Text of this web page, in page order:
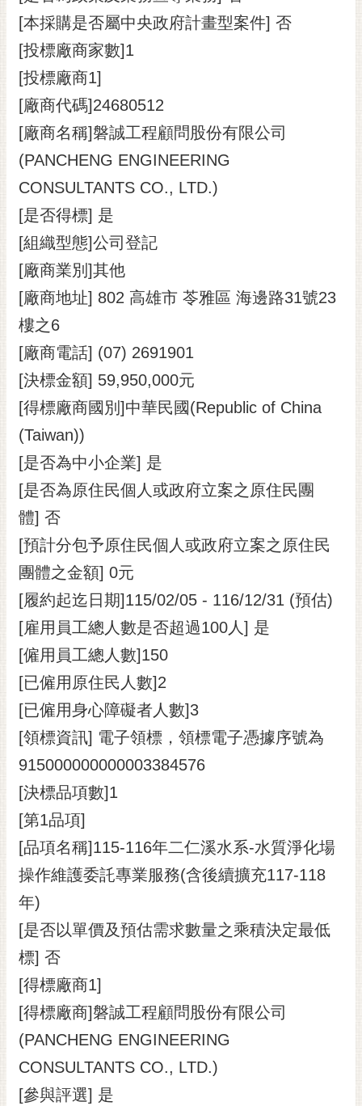
[本採購是否屬中央政府計畫型案件] 否
[投標廠商家數]1
[投標廠商1]
[廠商代碼]24680512
[廠商名稱]磐誠工程顧問股份有限公司
(PANCHENG ENGINEERING
CONSULTANTS CO., LTD.)
[是否得標] 是
[組織型態]公司登記
[廠商業別]其他
[廠商地址] 802 高雄市 苓雅區 海邊路31號23
樓之6
[廠商電話] (07) 2691901
[決標金額] 59,950,000元
[得標廠商國別]中華民國(Republic of China
(Taiwan))
[是否為中小企業] 是
[是否為原住民個人或政府立案之原住民團
體] 否
[預計分包予原住民個人或政府立案之原住民
團體之金額] 0元
[履約起迄日期]115/02/05 - 116/12/31 (預估)
[雇用員工總人數是否超過100人] 是
[僱用員工總人數]150
[已僱用原住民人數]2
[已僱用身心障礙者人數]3
[領標資訊] 電子領標，領標電子憑據序號為
915000000000003384576
[決標品項數]1
[第1品項]
[品項名稱]115-116年二仁溪水系-水質淨化場
操作維護委託專業服務(含後續擴充117-118
年)
[是否以單價及預估需求數量之乘積決定最低
標] 否
[得標廠商1]
[得標廠商]磐誠工程顧問股份有限公司
(PANCHENG ENGINEERING
CONSULTANTS CO., LTD.)
[參與評選] 是